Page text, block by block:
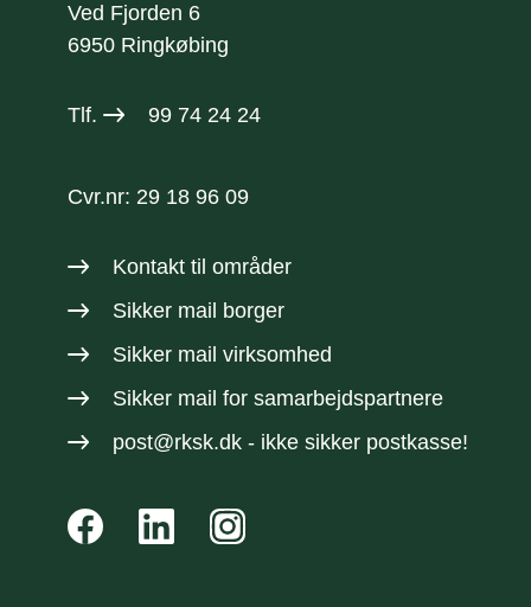
Ved Fjorden 6
6950 Ringkøbing
Tlf. 99 74 24 24
Cvr.nr: 29 18 96 09
Kontakt til områder
Sikker mail borger
Sikker mail virksomhed
Sikker mail for samarbejdspartnere
post@rksk.dk- ikke sikker postkasse!